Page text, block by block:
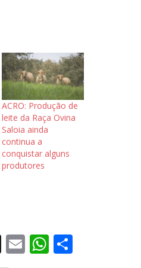
ACRO: Produção de
leite da Raça Ovina
Saloia ainda
continua a
conquistar alguns
produtores
T
h
E W S